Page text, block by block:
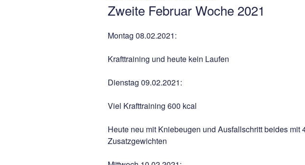
Zweite Februar Woche 2021
Montag 08.02.2021:
Krafttraining und heute kein Laufen
Dienstag 09.02.2021:
Viel Krafttraining 600 kcal
Heute neu mit Kniebeugen und Ausfallschritt beides mit
Zusatzgewichten